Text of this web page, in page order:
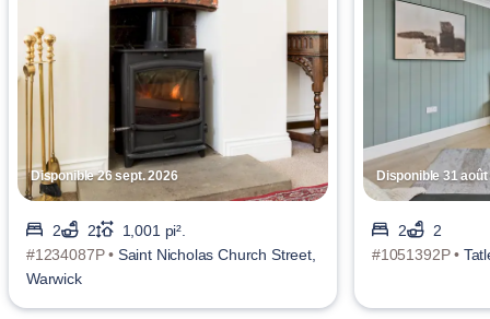
Disponible 26 sept. 2026
2 2
1,001 pi².
#1234087P • Saint Nicholas Church Street,
Warwick
Disponible 31
2
2
#1051392P •